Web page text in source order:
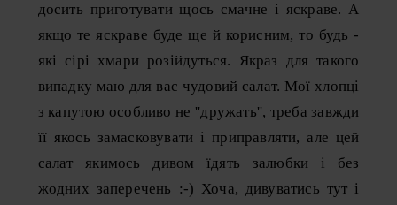
досить приготувати щось смачне і яскраве. А
якщо те яскраве буде ще й корисним, то будь -
які сірі хмари розійдуться. Якраз для такого
випадку маю для вас чудовий салат. Мої хлопці
з капутою особливо не ''дружать'', треба завжди
її якось замасковувати і приправляти, але цей
салат якимось дивом їдять залюбки і без
жодних заперечень :-) Хоча, дивуватись тут і